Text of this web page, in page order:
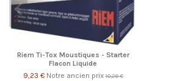
Riem Ti-Tox Moustiques - Starter
Flacon Liquide
9,23 € Notre ancien prix10,26 €